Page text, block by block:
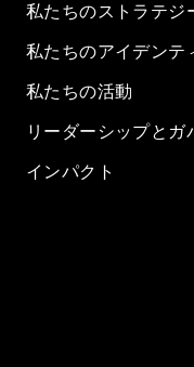
私たちのストラテジ
私たちのアイデンテ
私たちの活動
リーダーシップとガ
インパクト